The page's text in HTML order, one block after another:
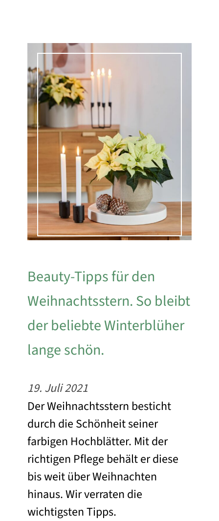
Beauty-Tipps für den
Weihnachtsstern. So bleibt
der beliebte Winterblüher
lange schön.
19. Juli 2021
Der Weihnachtsstern besticht
durch die Schönheit seiner
farbigen Hochblätter. Mit der
richtigen Pflege behält er diese
bis weit über Weihnachten
hinaus. Wir verraten die
wichtigsten Tipps.